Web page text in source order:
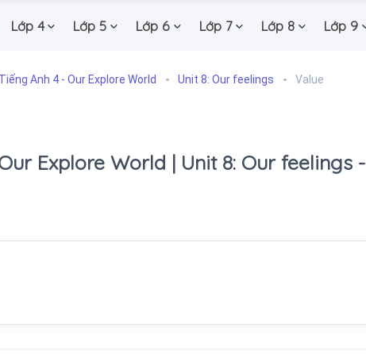
Lớp 4 Lớp 5 Lớp 6 Lớp 7 Lớp 8 Lớp 9
Tiếng Anh 4 - Our Explore World Unit 8: Our feelings Value
Explore World | Unit 8: Our feelings -